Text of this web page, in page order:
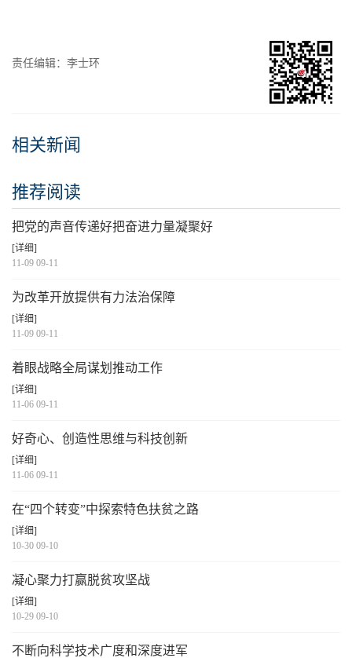
责任编辑：李士环
相关新闻
推荐阅读
把党的声音传递好把奋进力量凝聚好
[详细]
11-09 09-11
为改革开放提供有力法治保障
[详细]
11-09 09-11
着眼战略全局谋划推动工作
[详细]
11-06 09-11
好奇心、创造性思维与科技创新
[详细]
11-06 09-11
在“四个转变”中探索特色扶贫之路
[详细]
10-30 09-10
凝心聚力打赢脱贫攻坚战
[详细]
10-29 09-10
不断向科学技术广度和深度进军